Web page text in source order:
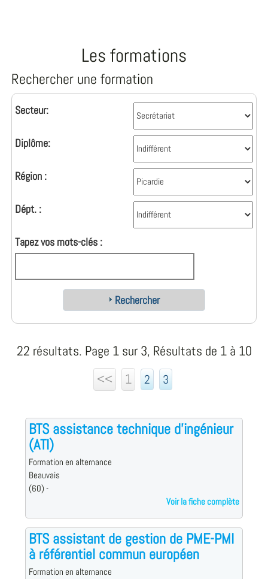
Les formations
Rechercher une formation
Secteur:
Diplôme:
Région :
Dépt. :
Tapez vos mots-clés :
Rechercher
22 résultats. Page 1 sur 3, Résultats de 1 à 10
<<
1 2 3
BTS assistance technique d'ingénieur
(ATI)
Formation en alternance
Beauvais
(60) -
Voir la fiche complète
BTS assistant de gestion de PME-PMI
à référentiel commun européen
Formation en alternance